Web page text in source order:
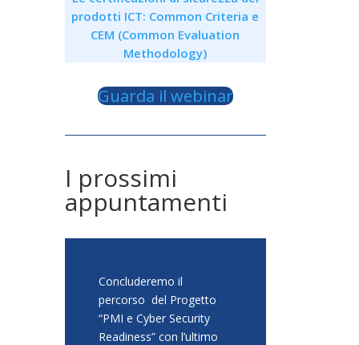
prodotti ICT: Common Criteria e
CEM (Common Evaluation
Methodology)
Guarda il webinar
I prossimi
appuntamenti
Concluderemo il
percorso del Progetto
“PMI e Cyber Security
Readiness” con l’ultimo